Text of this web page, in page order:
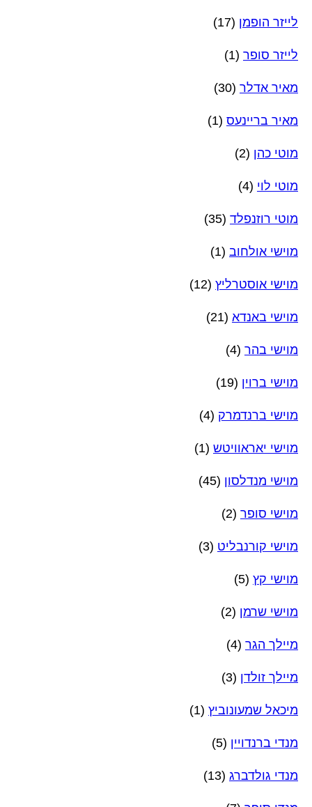
לייזר הופמן (17)
לייזר סופר (1)
מאיר אדלר (30)
מאיר בריינעס (1)
מוטי כהן (2)
מוטי לוי (4)
מוטי רוזנפלד (35)
מוישי אולחוב (1)
מוישי אוסטרליץ (12)
מוישי באנדא (21)
מוישי בהר (4)
מוישי ברוין (19)
מוישי ברנדמרק (4)
מוישי יאראוויטש (1)
מוישי מנדלסון (45)
מוישי סופר (2)
מוישי קורנבליט (3)
מוישי קץ (5)
מוישי שרמן (2)
מיילך הגר (4)
מיילך זולדן (3)
מיכאל שמעונוביץ (1)
מנדי ברנדויין (5)
מנדי גולדברג (13)